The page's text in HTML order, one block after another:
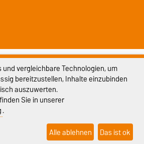
Impressum
Datenschutz
Barrierefreiheit
Einstellungen
vergleichbare Technologien, um
bereitzustellen, Inhalte einzubinden
auszuwerten.
Sie in unserer
.
Alle ablehnen Das ist ok